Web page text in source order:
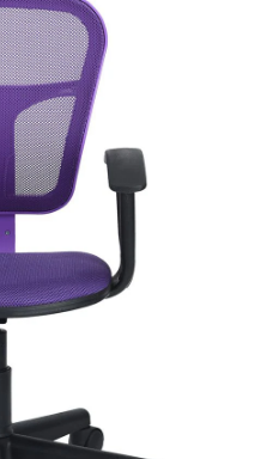
accoudoirs
en
tissu
39F
Flying,
violet